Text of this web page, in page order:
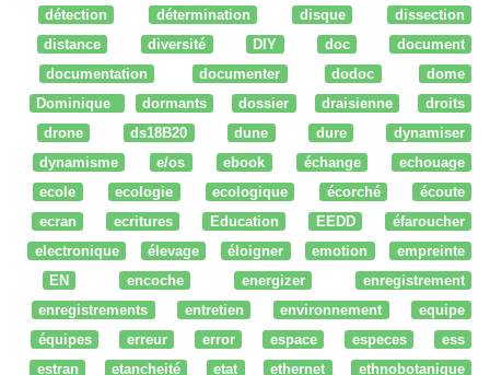
détection
détermination disque
dissection
distance
diversité DIY doc
document
documentation
documenter dodoc
dome
Dominique
dormants dossier draisienne
droits
drone
ds18B20 dune dure
dynamiser
dynamisme
e/os ebook échange
echouage
ecole
ecologie ecologique écorché
écoute
ecran
ecritures Education EEDD
éfaroucher
electronique
élevage éloigner emotion
empreinte
EN
encoche energizer
enregistrement
enregistrements
entretien environnement
equipe
équipes
erreur error espace especes
ess
estran
etancheité etat ethernet
ethnobotanique